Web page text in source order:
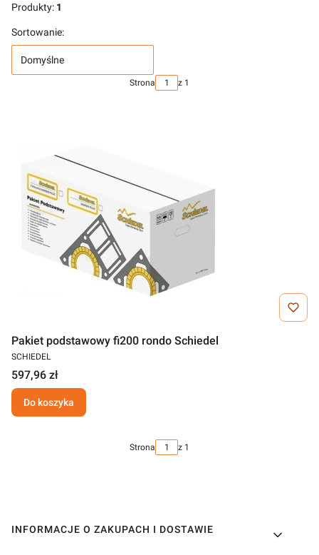
Produkty: 1
Sortowanie:
Domyślne
Strona z 1
Pakiet podstawowy fi200 rondo Schiedel
SCHIEDEL
597,96 zł
Do koszyka
Strona z 1
Linki w stopce
INFORMACJE O ZAKUPACH I DOSTAWIE